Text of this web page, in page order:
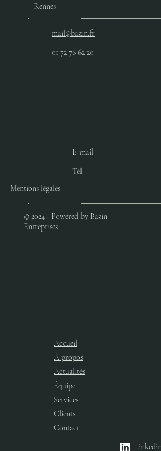
Rennes
mail@bazin.fr
01 72 76 62 20
E-mail
Tél
Mentions légales
© 2024 - Powered by Bazin
Entreprises
Accueil
À propos
Actualités
Équipe
Services​
Clients
Contact
Linkedin